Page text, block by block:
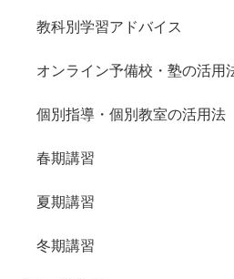
教科別学習アドバイス
オンライン予備校・塾の活用
個別指導・個別教室の活用法
春期講習
夏期講習
冬期講習